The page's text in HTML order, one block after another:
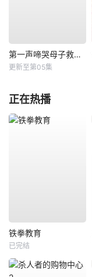
第一声啼哭母子救命急救班
更新至第05集
正在热播
铁拳教育
已完结